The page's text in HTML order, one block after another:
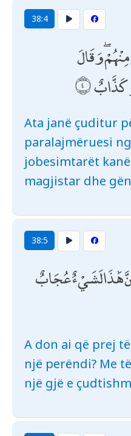
38:4
وَقَالَ
كَذَّابٌ
Ata janë çuditur
paralajmëruesi
jobesimtarët
magjistar dhe
38:5
إِنَّ هَٰذَا لَشَيْءٌ عُجَابٌ
A don ai që prej
një perëndi? Me
një gjë e